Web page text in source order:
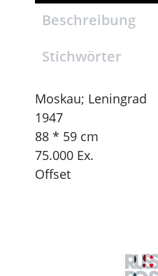
Beschreibung
Stichwörter
Moskau; Leningrad
1947
88 * 59 cm
75.000 Ex.
Offset